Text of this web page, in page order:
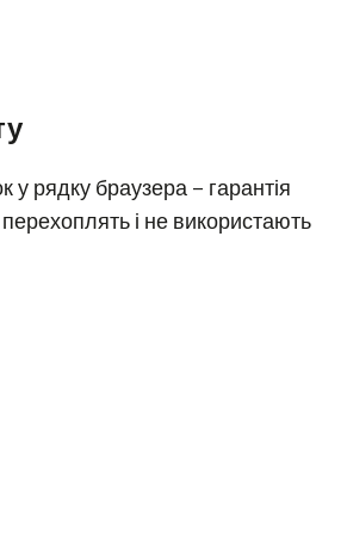
у рядку браузера – гарантія
і не використають